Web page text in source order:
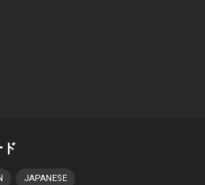
ド
JAPANESE